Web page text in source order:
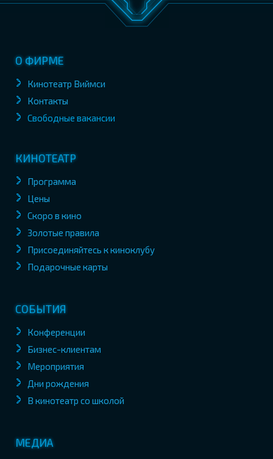
О ФИРМЕ
Кинотеатр Виймси
Контакты
Свободные вакансии
КИНОТЕАТР
Программа
Цены
Скоро в кино
Золотые правила
Присоединяйтесь к киноклубу
Подарочные карты
СОБЫТИЯ
Конференции
Бизнес-клиентам
Мероприятия
Дни рождения
В кинотеатр со школой
МЕДИА